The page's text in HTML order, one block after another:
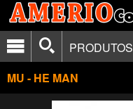
PRODUTOS
MU - HE MAN